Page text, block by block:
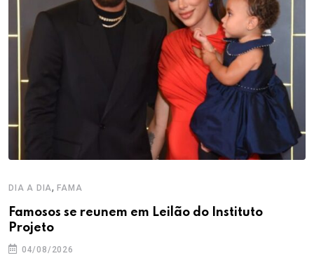
DIA A DIA,FAMA
Famosos se reunem em Leilão do Instituto
Projeto
04/08/2026